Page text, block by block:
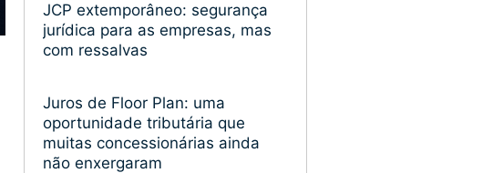
JCP extemporâneo: segurança
jurídica para as empresas, mas
com ressalvas
Juros de Floor Plan: uma
oportunidade tributária que
muitas concessionárias ainda
não enxergaram